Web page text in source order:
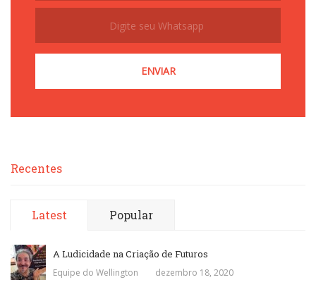
Recentes
Latest Popular
A Ludicidade na Criação de Futuros
Equipe do Wellington dezembro 18, 2020